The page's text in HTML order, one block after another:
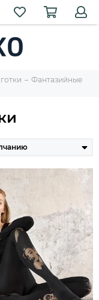
Фантазийные